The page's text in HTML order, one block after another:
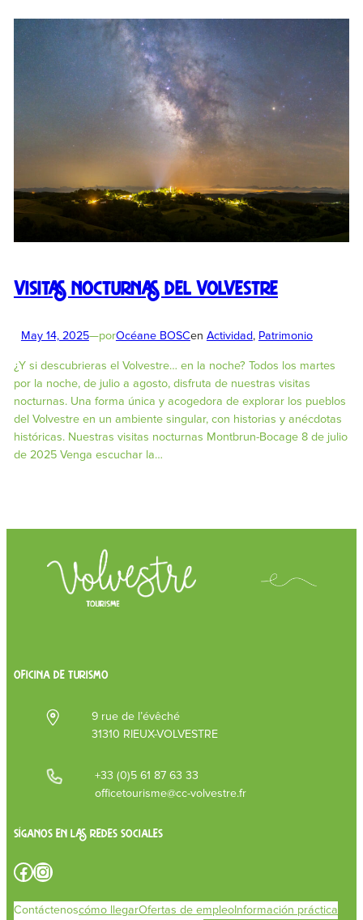
Visitas nocturnas del Volvestre
May 14, 2025—porOcéane BOSCen Actividad, Patrimonio
¿Y si descubrieras el Volvestre… en la noche? Todos los martes
por la noche, de julio a agosto, disfruta de nuestras visitas
nocturnas. Una forma única y acogedora de explorar los pueblos
del Volvestre en un ambiente singular, con historias y anécdotas
históricas. Nuestras visitas nocturnas Montbrun-Bocage 8 de julio
de 2025 Venga escuchar la…
OFICINA DE TURISMO
9 rue de l’évêché
31310 RIEUX-VOLVESTRE
+33 (0)5 61 87 63 33
officetourisme@cc-volvestre.fr
Síganos en las redes sociales
Facebook Instagram
Contáctenoscómo llegarOfertas de empleoInformación práctica